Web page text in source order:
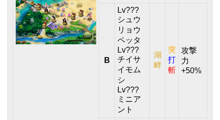
B
Lv???
シュウ
リョウ
ペッタ
Lv???
チイサ
イモム
シ
Lv???
ミニア
ント
湖
畔
突
打
斬
攻撃
力
+50%